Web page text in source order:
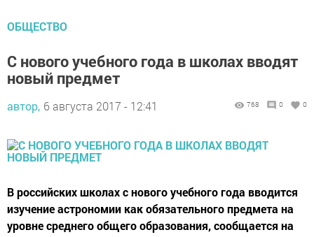
ОБЩЕСТВО
С нового учебного года в школах вводят
новый предмет
автор, 6 августа 2017 - 12:41 768 0 0
В российских школах с нового учебного года вводится
изучение астрономии как обязательного предмета на
уровне среднего общего образования, сообщается на